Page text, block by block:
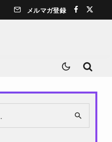
メルマガ登録